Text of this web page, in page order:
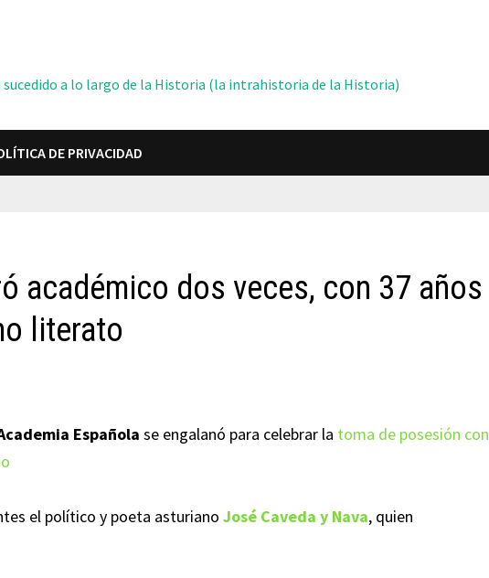
sucedido a lo largo de la Historia (la intrahistoria de la Historia)
DE PRIVACIDAD
académico dos veces, con 37 años
literato
Española se engalanó para celebrar la toma de posesión con
el político y poeta asturianoJosé Caveda y Nava, quien